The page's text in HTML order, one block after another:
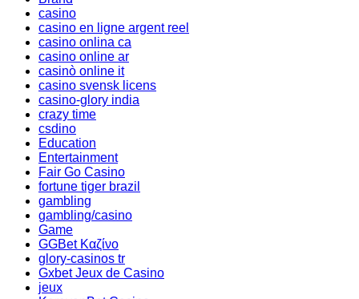
casino
casino en ligne argent reel
casino onlina ca
casino online ar
casinò online it
casino svensk licens
casino-glory india
crazy time
csdino
Education
Entertainment
Fair Go Casino
fortune tiger brazil
gambling
gambling/casino
Game
GGBet Καζίνο
glory-casinos tr
Gxbet Jeux de Casino
jeux